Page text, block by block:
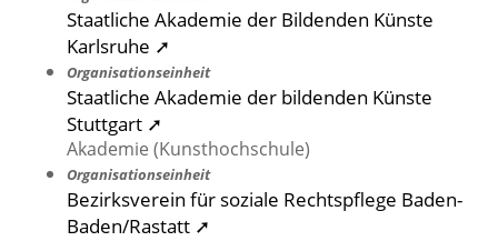
Staatliche Akademie der Bildenden Künste
Karlsruhe ➚
Organisationseinheit
Staatliche Akademie der bildenden Künste
Stuttgart ➚
Akademie (Kunsthochschule)
Organisationseinheit
Bezirksverein für soziale Rechtspflege Baden-
Baden/Rastatt ➚